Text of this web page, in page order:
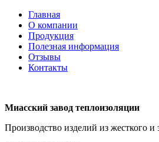
Главная
О компании
Продукция
Полезная информация
Отзывы
Контакты
Миасский завод теплоизоляции
Производство изделий из жесткого и